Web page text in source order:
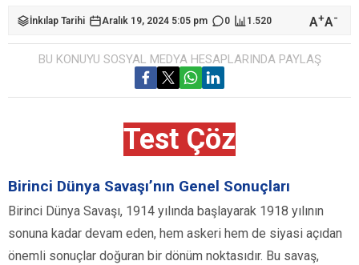
İnkılap Tarihi Aralık 19, 2024 5:05 pm 0 1.520 A+A-
BU KONUYU SOSYAL MEDYA HESAPLARINDA PAYLAŞ
Test Çöz
Birinci Dünya Savaşı’nın Genel Sonuçları
Birinci Dünya Savaşı, 1914 yılında başlayarak 1918 yılının
sonuna kadar devam eden, hem askeri hem de siyasi açıdan
önemli sonuçlar doğuran bir dönüm noktasıdır. Bu savaş,